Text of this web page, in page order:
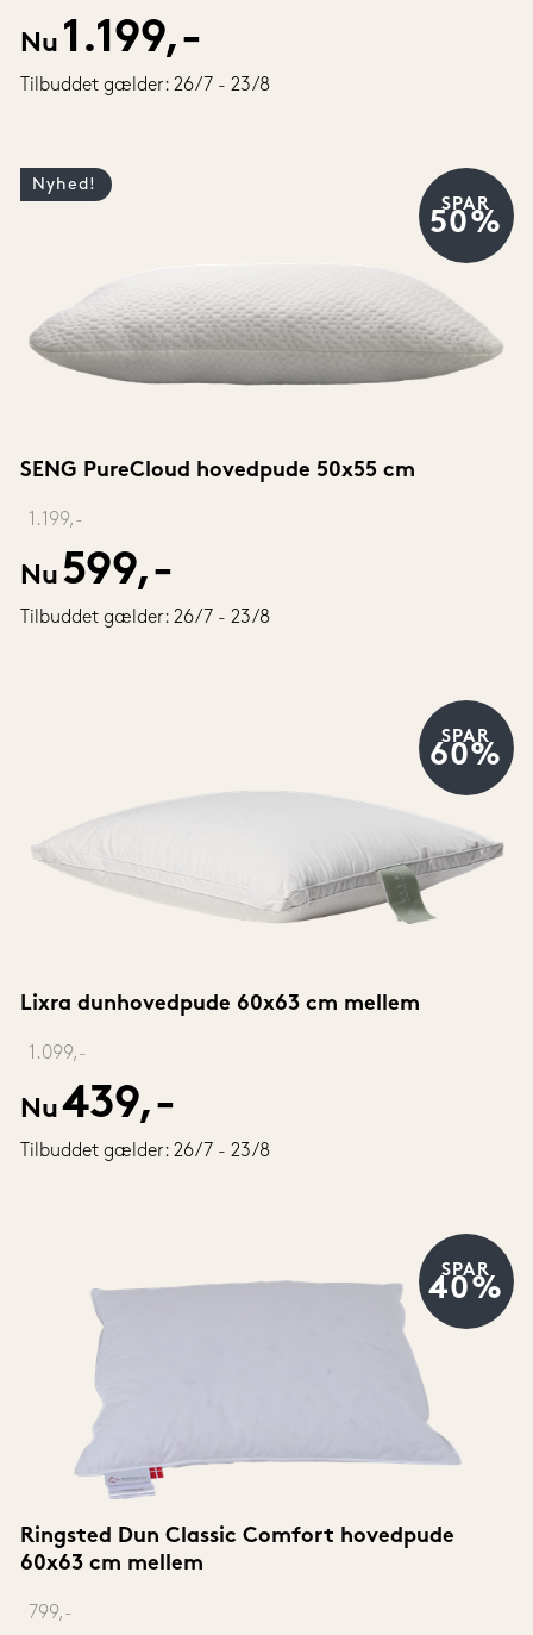
Nu 1.199,-
Tilbuddet gælder: 26/7 - 23/8
SENG PureCloud hovedpude 50x55 cm
1.199,-
Nu 599,-
Tilbuddet gælder: 26/7 - 23/8
SPAR
50%
Nyhed!
Lixra dunhovedpude 60x63 cm mellem
1.099,-
Nu439,-
Tilbuddet gælder: 26/7 - 23/8
SPAR
60%
Ringsted Dun Classic Comfort hovedpude
60x63 cm mellem
799,-
SPAR
40%